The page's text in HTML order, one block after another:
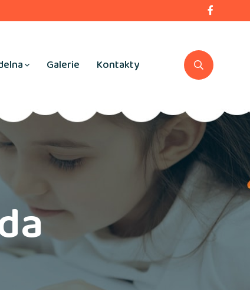
Galerie Kontakty